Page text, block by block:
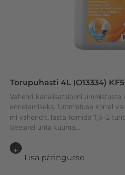
Torupuhasti 4L (O13334)
Vahend kanalisatsiooni ummistuste
ennetamiseks. Ummistuse korral
ml vahendit, lasta toimida 1,5-2
Seejärel uhta kuuma...
Lisa päringusse